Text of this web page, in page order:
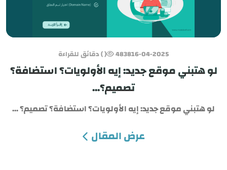
16-04-2025
4838 ( ) دقائق للقراءة
لو هتبني موقع جديد: إيه الأولويات؟ استضافة؟
تصميم؟...
لو هتبني موقع جديد: إيه الأولويات؟ استضافة؟ تصميم؟ ...
عرض المقال